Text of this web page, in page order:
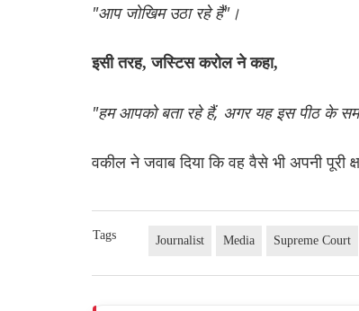
"आप जोखिम उठा रहे हैं"।
इसी तरह, जस्टिस करोल ने कहा,
"हम आपको बता रहे हैं, अगर यह इस पीठ के
वकील ने जवाब दिया कि वह वैसे भी अपनी पूरी
Tags Journalist Media Supreme Court